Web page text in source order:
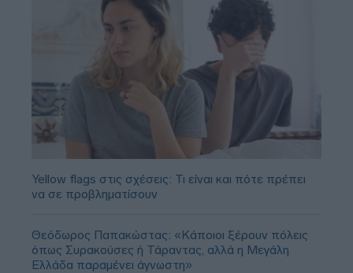
Yellow flags στις σχέσεις: Τι είναι και πότε πρέπει
να σε προβληματίσουν
Θεόδωρος Παπακώστας: «Κάποιοι ξέρουν πόλεις
όπως Συρακούσες ή Τάραντας, αλλά η Μεγάλη
Ελλάδα παραμένει άγνωστη»